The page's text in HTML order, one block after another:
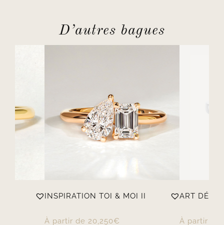
D’autres bagues
INSPIRATION TOI & MOI II
À partir de 20,250€
ART DÉCO
À partir de